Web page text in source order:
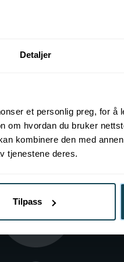
Detaljer
et personlig preg, for å
om hvordan du bruker
kombinere den med
tjenestene deres.
Tilpass